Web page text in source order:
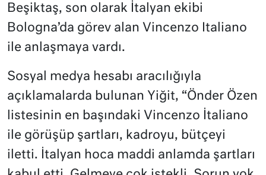
Beşiktaş, son olarak İtalyan ekibi
Bologna’da görev alan Vincenzo Italiano
ile anlaşmaya vardı.
Sosyal medya hesabı aracılığıyla
açıklamalarda bulunan Yiğit, “Önder Özen
listesinin en başındaki Vincenzo İtaliano
ile görüşüp şartları, kadroyu, bütçeyi
iletti. İtalyan hoca maddi anlamda şartları